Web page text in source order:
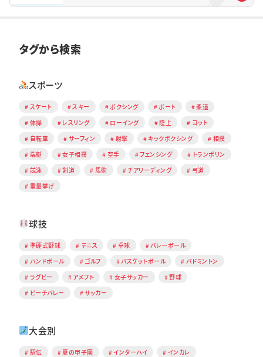
タグから検索
スポーツ
スケート スキー ボクシング ボート
柔道
体操
レスリング ローイング 陸上
ヨット
自転車
サーフィン 射撃 キックボクシング
相撲
端艇
女子相撲 空手 フェンシング
トランポリン
競泳
剣道 馬術 チアリーディング
弓道
重量挙げ
球技
準硬式野球 テニス 卓球
バレーボール
ハンドボール
ゴルフ バスケットボール
バドミントン
ラグビー
アメフト 女子サッカー
野球
ビーチバレー
サッカー
大会別
駅伝 夏の甲子園 インターハイ
インカレ